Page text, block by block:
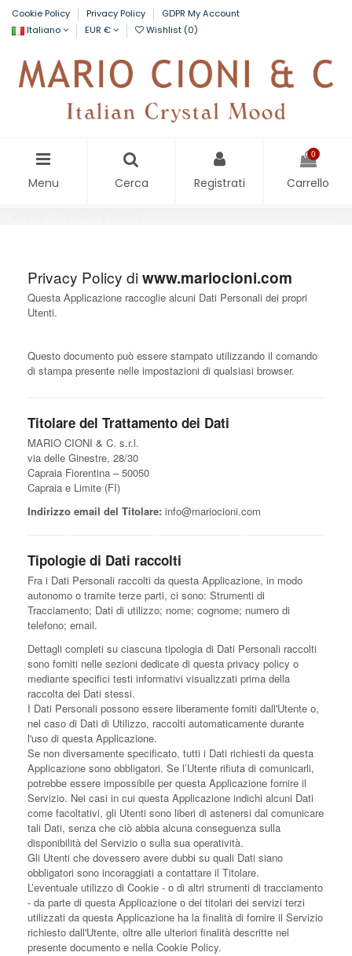
Cookie Policy Privacy Policy
GDPR My Account
Italiano
EUR € Wishlist (0)
Menu Cerca Registrati
0
Carrello
Privacy Policy di www.mariocioni.com
Questa Applicazione raccoglie alcuni Dati Personali dei propri
Utenti.
Questo documento può essere stampato utilizzando il comando
di stampa presente nelle impostazioni di qualsiasi browser.
Titolare del Trattamento dei Dati
MARIO CIONI & C. s.r.l.
via delle Ginestre, 28/30
Capraia Fiorentina – 50050
Capraia e Limite (FI)
Indirizzo email del Titolare: info@mariocioni.com
Tipologie di Dati raccolti
Fra i Dati Personali raccolti da questa Applicazione, in modo
autonomo o tramite terze parti, ci sono: Strumenti di
Tracciamento; Dati di utilizzo; nome; cognome; numero di
telefono; email.
Dettagli completi su ciascuna tipologia di Dati Personali raccolti
sono forniti nelle sezioni dedicate di questa privacy policy o
mediante specifici testi informativi visualizzati prima della
raccolta dei Dati stessi.
I Dati Personali possono essere liberamente forniti dall'Utente o,
nel caso di Dati di Utilizzo, raccolti automaticamente durante
l'uso di questa Applicazione.
Se non diversamente specificato, tutti i Dati richiesti da questa
Applicazione sono obbligatori. Se l’Utente rifiuta di comunicarli,
potrebbe essere impossibile per questa Applicazione fornire il
Servizio. Nei casi in cui questa Applicazione indichi alcuni Dati
come facoltativi, gli Utenti sono liberi di astenersi dal comunicare
tali Dati, senza che ciò abbia alcuna conseguenza sulla
disponibilità del Servizio o sulla sua operatività.
Gli Utenti che dovessero avere dubbi su quali Dati siano
obbligatori sono incoraggiati a contattare il Titolare.
L’eventuale utilizzo di Cookie - o di altri strumenti di tracciamento
- da parte di questa Applicazione o dei titolari dei servizi terzi
utilizzati da questa Applicazione ha la finalità di fornire il Servizio
richiesto dall'Utente, oltre alle ulteriori finalità descritte nel
presente documento e nella Cookie Policy.